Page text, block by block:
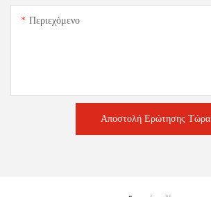
Περιεχόμενο
Αποστολή Ερώτησης Τώρα